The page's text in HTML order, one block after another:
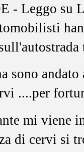
- Leggo su
sono
....per
mi viene
di cervi si